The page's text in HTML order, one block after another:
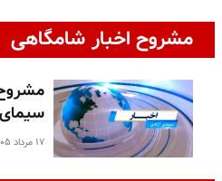
مشروح اخبار شامگاهی
سیمای
۱۷ مرداد ۱۴۰۵